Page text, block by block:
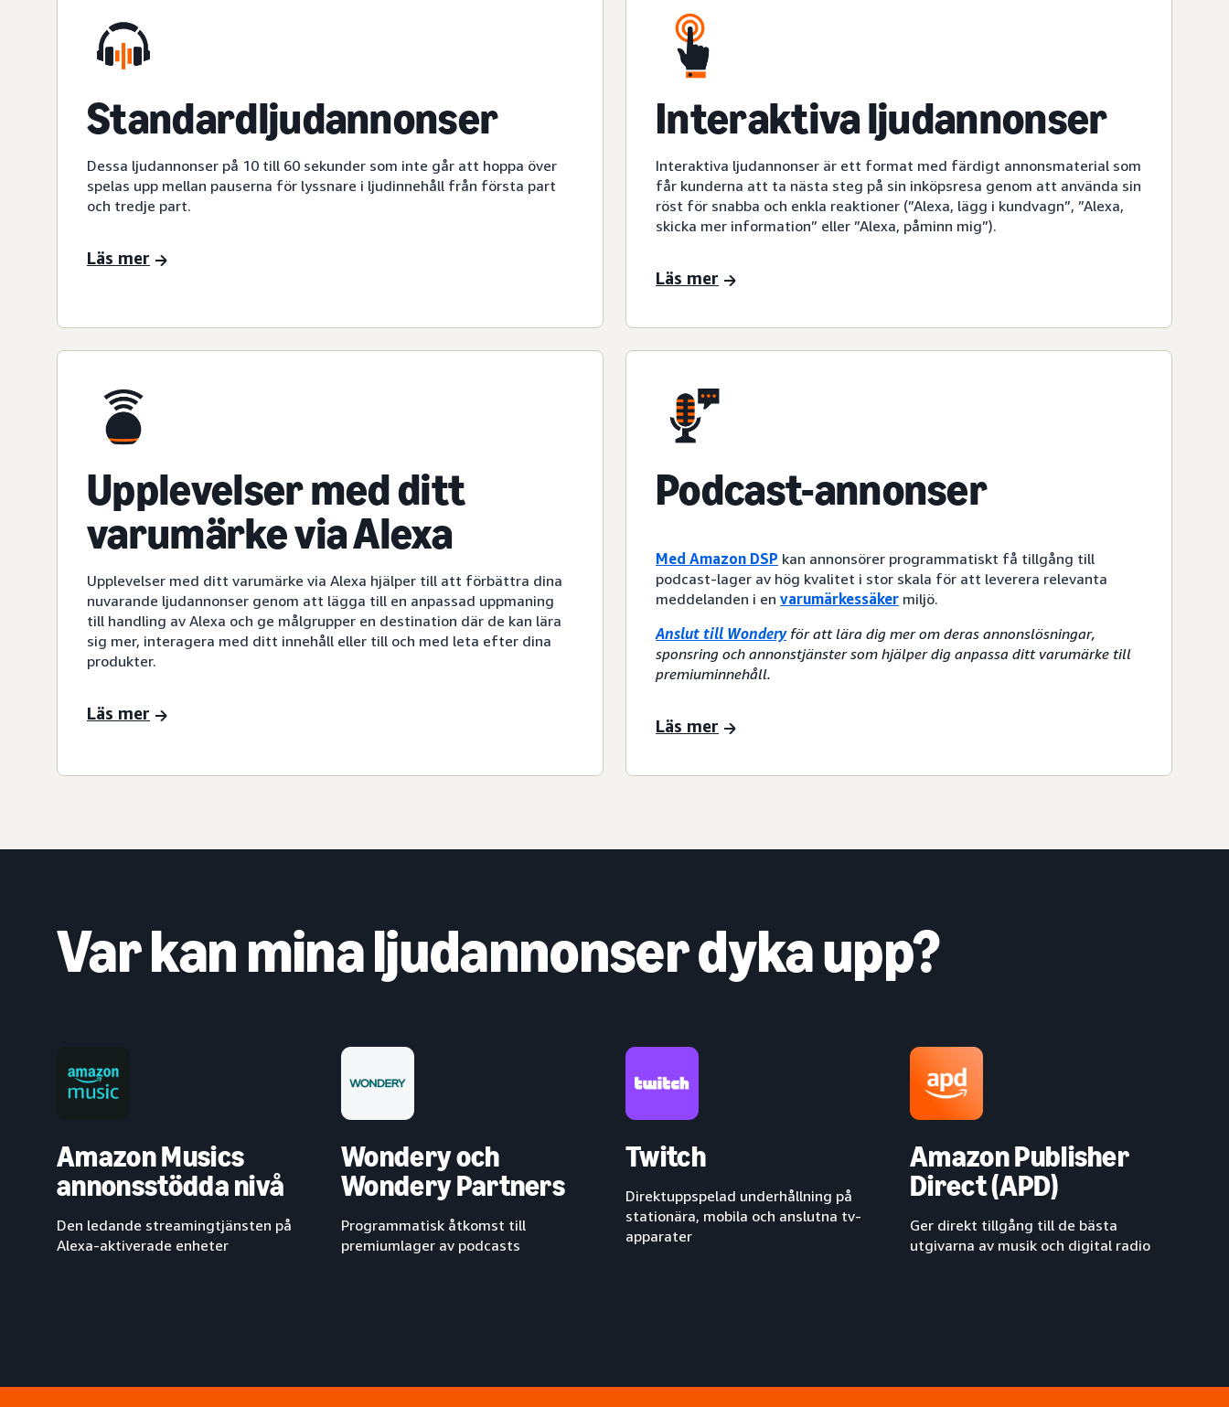
Standardljudannonser
Dessa ljudannonser på 10 till 60 sekunder som inte går att hoppa över
spelas upp mellan pauserna för lyssnare i ljudinnehåll från första part
och tredje part.
Läs mer
Interaktiva ljudannonser
Interaktiva ljudannonser är ett format med färdigt annonsmaterial som
får kunderna att ta nästa steg på sin inköpsresa genom att använda sin
röst för snabba och enkla reaktioner (”Alexa, lägg i kundvagn”, ”Alexa,
skicka mer information” eller ”Alexa, påminn mig”).
Läs mer
Upplevelser med ditt
varumärke via Alexa
Upplevelser med ditt varumärke via Alexa hjälper till att förbättra dina
nuvarande ljudannonser genom att lägga till en anpassad uppmaning
till handling av Alexa och ge målgrupper en destination där de kan lära
sig mer, interagera med ditt innehåll eller till och med leta efter dina
produkter.
Läs mer
Podcast-annonser
Med Amazon DSP kan annonsörer programmatiskt få tillgång till
podcast-lager av hög kvalitet i stor skala för att leverera relevanta
meddelanden i en varumärkessäker miljö.
Anslut till Wonderyför att lära dig mer om deras annonslösningar,
sponsring och annonstjänster som hjälper dig anpassa ditt varumärke till
premiuminnehåll.
Läs mer
Var kan mina ljudannonser dyka upp?
Amazon Musics
annonsstödda nivå
Den ledande streamingtjänsten på
Alexa-aktiverade enheter
Wondery och
Wondery Partners
Programmatisk åtkomst till
premiumlager av podcasts
Twitch
Direktuppspelad underhållning på
stationära, mobila och anslutna tv-
apparater
Amazon Publisher
Direct (APD)
Ger direkt tillgång till de bästa
utgivarna av musik och digital radio